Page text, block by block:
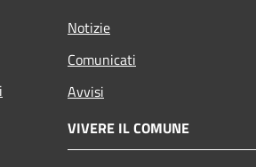
Notizie
Comunicati
Avvisi
VIVERE IL COMUNE